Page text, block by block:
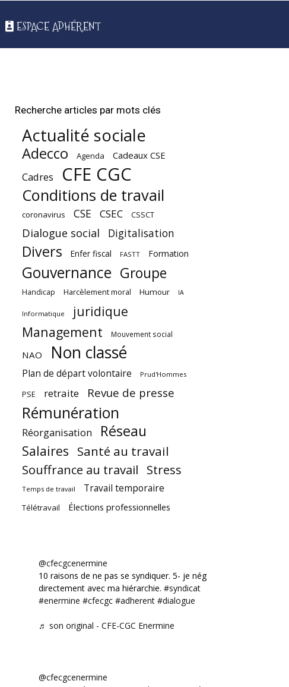
ESPACE ADHÉRENT
Recherche articles par mots clés
Actualité sociale
Adecco Agenda Cadeaux CSE
Cadres CFE CGC
Conditions de travail
coronavirus CSE CSEC CSSCT
Dialogue social Digitalisation
Divers Enfer fiscal FASTT Formation
Gouvernance Groupe
Handicap Harcèlement moral Humour IA
Informatique
juridique
Management
Mouvement social
NAO Non classé
Plan de départ volontaire Prud'Hommes
PSE retraite Revue de presse
Rémunération
Réorganisation Réseau
Salaires Santé au travail
Souffrance au travail Stress
Temps de travail Travail temporaire
Télétravail Élections professionnelles
@cfecgcenermine
10 raisons de ne pas se syndiquer. 5- je négocie
directement avec ma hiérarchie. #syndicat
#enermine #cfecgc #adherent #dialogue
♬ son original - CFE-CGC Enermine
@cfecgcenermine